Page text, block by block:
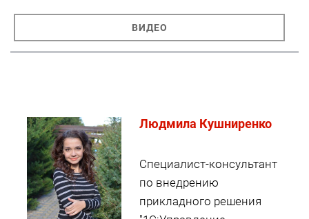
ВИДЕО
Людмила Кушниренко
Специалист-консультант
по внедрению
прикладного решения